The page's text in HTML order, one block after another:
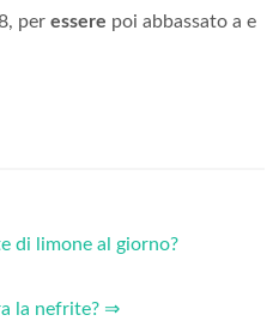
per essere poi abbassato a e
di limone al giorno?
la nefrite? ⇒